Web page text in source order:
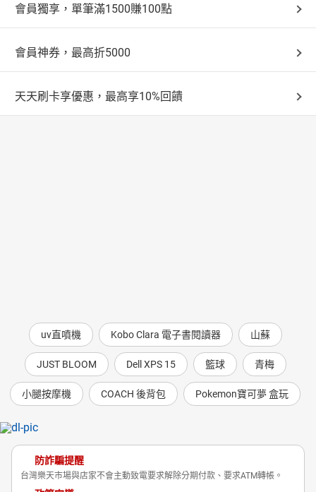
會員獨享，單筆滿1500賺100點
會員神券，最高折5000
天天刷卡享優惠，最高享10%回饋
uv直噴機 Kobo Clara 電子書閱讀器 山蘇
JUST BLOOM Dell XPS 15 籃球 青梅
小腿按摩機 COACH 後背包 Pokemon寶可夢 盒玩
防詐騙提醒
台灣樂天市場與店家不會主動致電要求解除分期付款、要求ATM轉帳。